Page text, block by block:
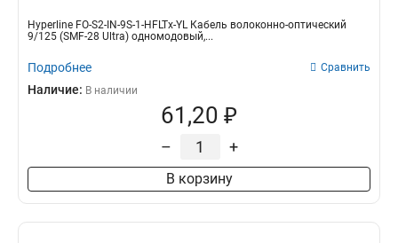
Hyperline FO-S2-IN-9S-1-HFLTx-YL Кабель волоконно-оптический
9/125 (SMF-28 Ultra) одномодовый,...
Подробнее Сравнить
Наличие: В наличии
61,20 ₽
– +
В корзину